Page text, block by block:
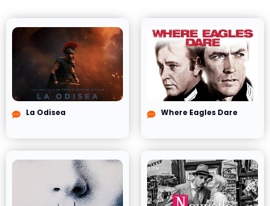
La Odisea Where Eagles Dare